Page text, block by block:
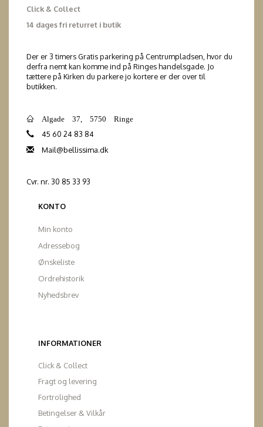
Click & Collect
14 dages fri returret i butik
Der er 3 timers Gratis parkering på Centrumpladsen, hvor du
derfra nemt kan komme ind på Ringes handelsgade. Jo
tættere på Kirken du parkere jo kortere er der over til
butikken.
Algade 37, 5750 Ringe
45 60 24 83 84
Mail@bellissima.dk
Cvr. nr. 30 85 33 93
KONTO
Min konto
Adressebog
Ønskeliste
Ordrehistorik
Nyhedsbrev
INFORMATIONER
Click & Collect
Fragt og levering
Fortrolighed
Betingelser & Vilkår